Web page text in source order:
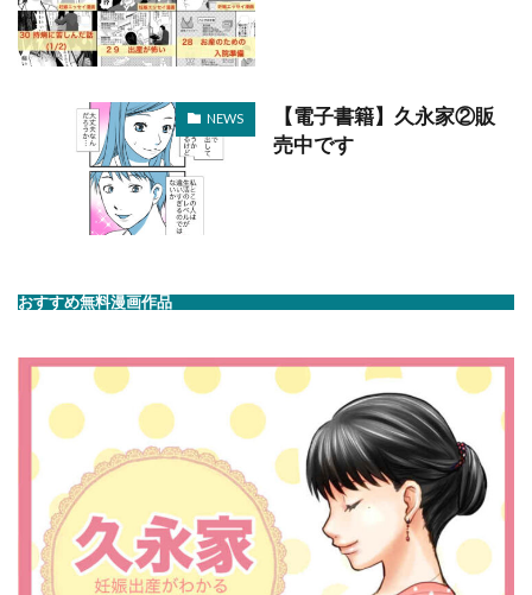
NEWS
【電子書籍】久永家②販
売中です
おすすめ無料漫画作品